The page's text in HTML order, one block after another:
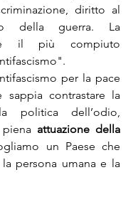
diritto al
della guerra. La
è il più compiuto
per la pace
contrastare la
politica dell’odio,
attuazione della
un Paese che
persona umana e la